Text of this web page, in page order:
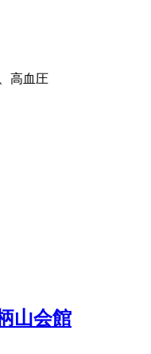
高血圧
山会館